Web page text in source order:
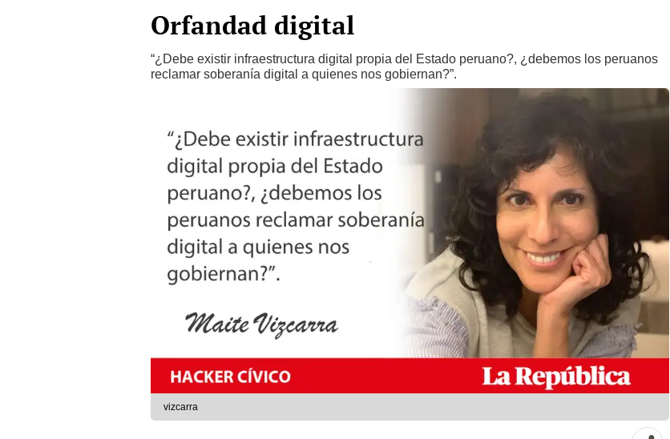
Orfandad digital
“¿Debe existir infraestructura digital propia del Estado peruano?, ¿debemos los peruanos
reclamar soberanía digital a quienes nos gobiernan?”.
vizcarra